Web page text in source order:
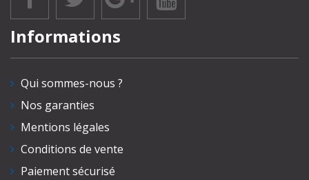
Informations
Qui sommes-nous ?
Nos garanties
Mentions légales
Conditions de vente
Paiement sécurisé